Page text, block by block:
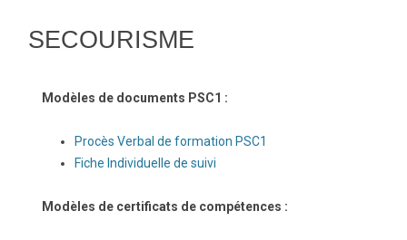
SECOURISME
Modèles de documents PSC1 :
Procès Verbal de formation PSC1
Fiche Individuelle de suivi
Modèles de certificats de compétences :